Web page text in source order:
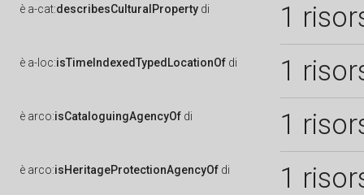
è a-cat:describesCulturalProperty di 1
è a-loc:isTimeIndexedTypedLocationOf di 1
è arco:isCataloguingAgencyOf di 1
è arco:isHeritageProtectionAgencyOf di 1